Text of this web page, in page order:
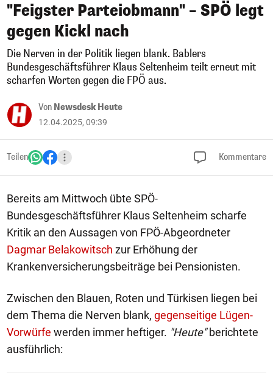
"Feigster Parteiobmann" – SPÖ legt
gegen Kickl nach
Die Nerven in der Politik liegen blank. Bablers
Bundesgeschäftsführer Klaus Seltenheim teilt erneut mit
scharfen Worten gegen die FPÖ aus.
Von Newsdesk Heute
12.04.2025, 09:39
Teilen Kommentare
Bereits am Mittwoch übte SPÖ-
Bundesgeschäftsführer Klaus Seltenheim scharfe
Kritik an den Aussagen von FPÖ-Abgeordneter
Dagmar Belakowitsch zur Erhöhung der
Krankenversicherungsbeiträge bei Pensionisten.
Zwischen den Blauen, Roten und Türkisen liegen bei
dem Thema die Nerven blank, gegenseitige Lügen-
Vorwürfe werden immer heftiger. "Heute"berichtete
ausführlich: